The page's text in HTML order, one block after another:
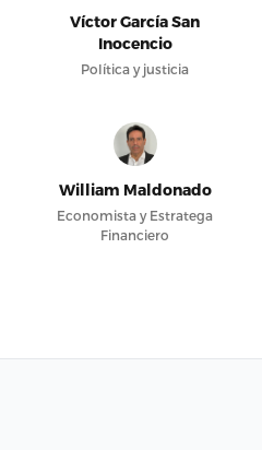
Víctor García San
Inocencio
Política y justicia
William Maldonado
Economista y Estratega
Financiero